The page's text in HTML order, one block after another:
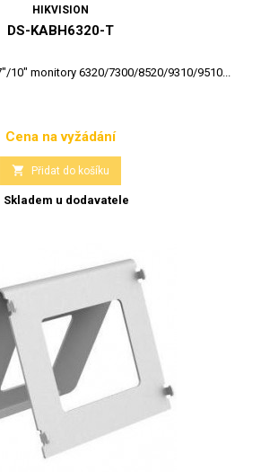
HIKVISION
DS-KABH6320-T
10" monitory 6320/7300/8520/9310/9510...
Cena
Cena na vyžádání
 Přidat do košíku
Skladem u dodavatele